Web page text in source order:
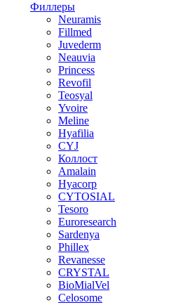
Филлеры
Neuramis
Fillmed
Juvederm
Neauvia
Princess
Revofil
Teosyal
Yvoire
Meline
Hyafilia
CYJ
Коллост
Amalain
Hyacorp
CYTOSIAL
Tesoro
Euroresearch
Sardenya
Phillex
Revanesse
CRYSTAL
BioMialVel
Celosome